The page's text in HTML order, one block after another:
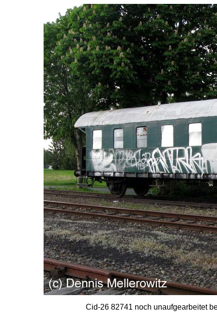
Cid-26 82741 noch unaufgearbeitet